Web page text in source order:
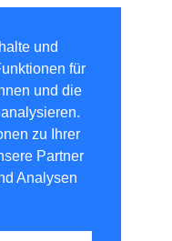
und
für
und die
zu Ihrer
Partner
Analysen